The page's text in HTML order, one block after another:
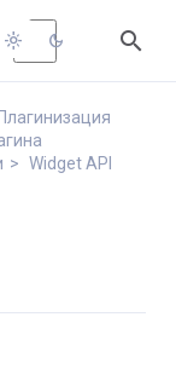
light_mode dark_mode 
Плагинизация
Widget API